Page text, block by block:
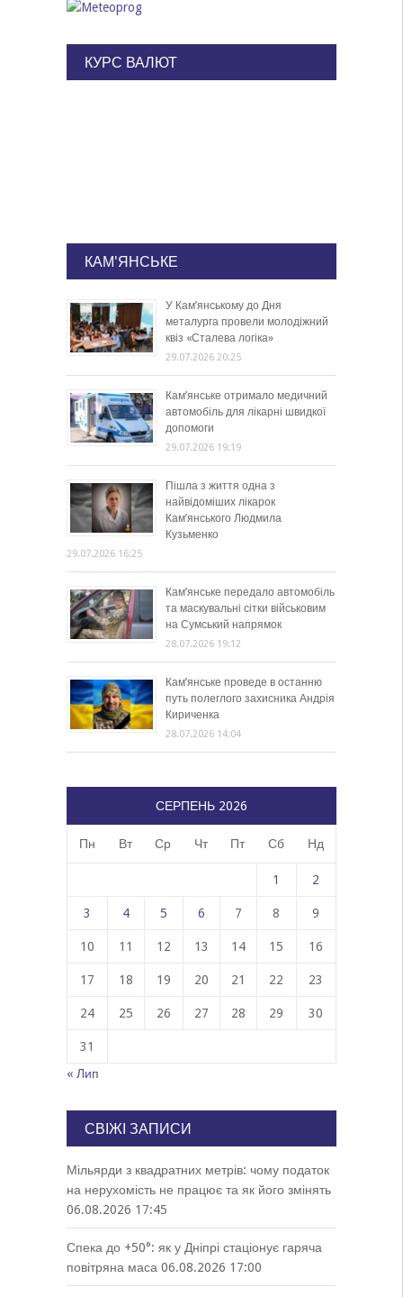
КУРС ВАЛЮТ
КАМ'ЯНСЬКЕ
У Кам’янському до Дня
металурга провели молодіжний
квіз «Сталева логіка»
29.07.2026 20:25
Кам’янське отримало медичний
автомобіль для лікарні швидкої
допомоги
29.07.2026 19:19
Пішла з життя одна з
найвідоміших лікарок
Кам’янського Людмила
Кузьменко
29.07.2026 16:25
Кам’янське передало автомобіль
та маскувальні сітки військовим
на Сумський напрямок
28.07.2026 19:12
Кам’янське проведе в останню
путь полеглого захисника Андрія
Кириченка
28.07.2026 14:04
СЕРПЕНЬ 2026
Пн Вт Ср Чт Пт Сб Нд
1 2
3 4 5 6 7 8 9
10 11 12 13 14 15 16
17 18 19 20 21 22 23
24 25 26 27 28 29 30
31
« Лип
СВІЖІ ЗАПИСИ
Мільярди з квадратних метрів: чому податок
на нерухомість не працює та як його змінять
06.08.2026 17:45
Спека до +50°: як у Дніпрі стаціонує гаряча
повітряна маса 06.08.2026 17:00